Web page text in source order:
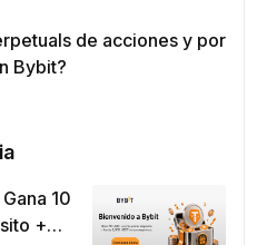
de acciones y por
Bybit?
10
+